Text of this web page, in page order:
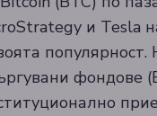
и Tesla